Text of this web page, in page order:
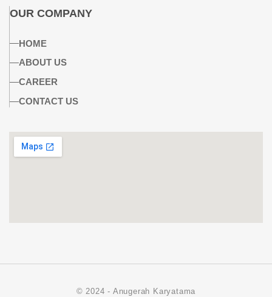
OUR COMPANY
HOME
ABOUT US
CAREER
CONTACT US
© 2024 - Anugerah Karyatama